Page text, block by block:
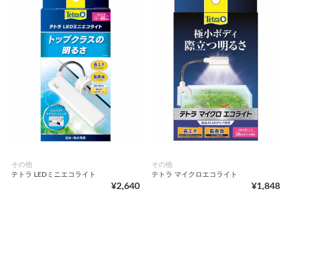
その他
テトラ LEDミニエコライト
¥2,640
その他
テトラ マイクロエコライト
¥1,848